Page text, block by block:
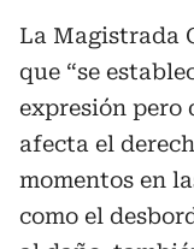
La Magistrada
que “se
expresión pero
afecta el
momentos en
como el